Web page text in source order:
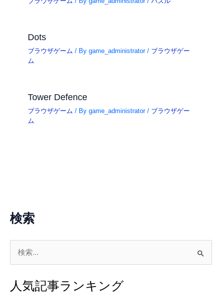
検索
象人気記事ランキング
Dots
ブラウザゲーム / Bygame_administrator/ ブラウザゲー
ム
Tower Defence
ブラウザゲーム / Bygame_administrator/ ブラウザゲー
ム